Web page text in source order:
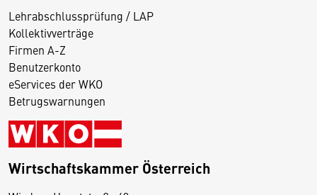
Lehrabschlussprüfung / LAP
Kollektivverträge
Firmen A-Z
Benutzerkonto
eServices der WKO
Betrugswarnungen
Wirtschaftskammer Österreich